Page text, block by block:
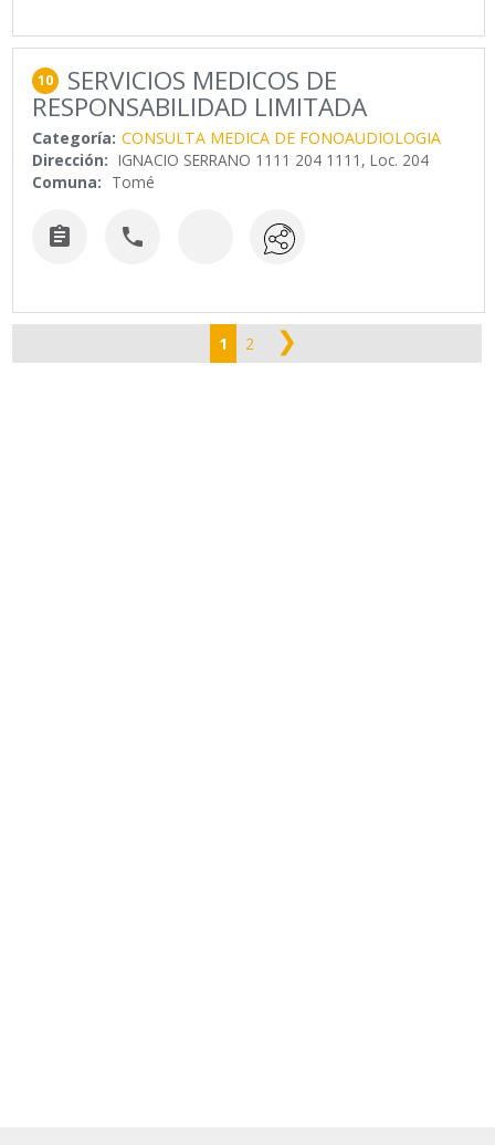
10 SERVICIOS MEDICOS DE
RESPONSABILIDAD LIMITADA
Categoría: CONSULTA MEDICA DE FONOAUDIOLOGIA
Dirección: IGNACIO SERRANO 1111 204 1111, Loc. 204
Comuna: Tomé
 
1 2 ❯